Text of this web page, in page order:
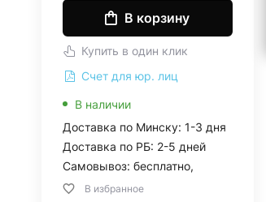
В корзину
Купить в один клик
Счет для юр. лиц
В наличии
Доставка по Минску: 1-3 дня
Доставка по РБ: 2-5 дней
Самовывоз: бесплатно,
В избранное